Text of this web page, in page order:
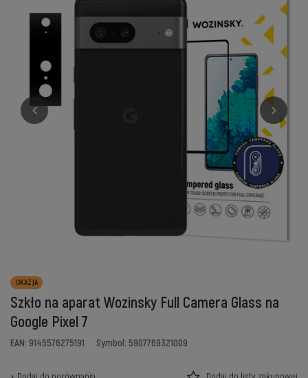
OKAZJA
Szkło na aparat Wozinsky Full Camera Glass na
Google Pixel 7
EAN: 9145576275191 Symbol: 5907769321009